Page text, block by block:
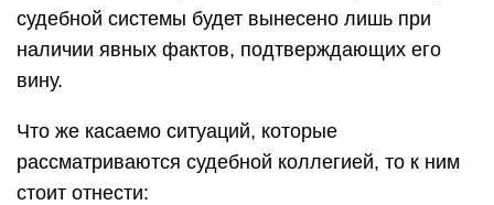
судебной системы будет вынесено лишь при
наличии явных фактов, подтверждающих его
вину.
Что же касаемо ситуаций, которые
рассматриваются судебной коллегией, то к ним
стоит отнести: